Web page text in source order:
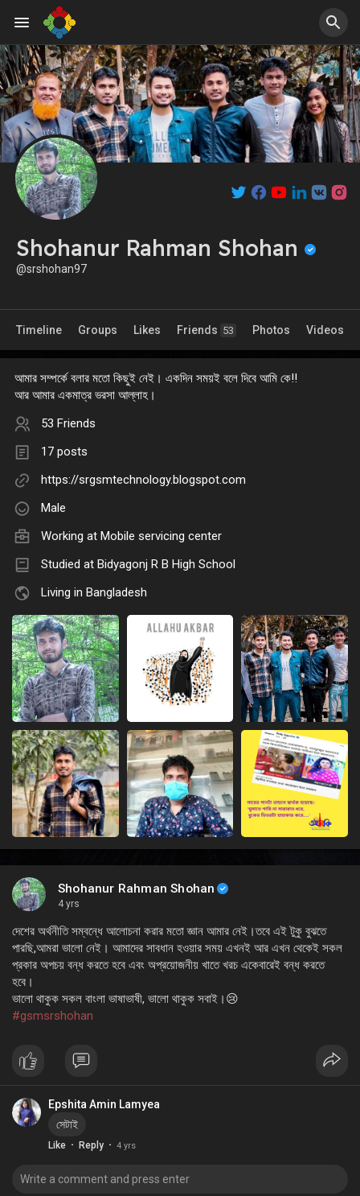
Shohanur Rahman Shohan
@srshohan97
Timeline Groups Likes Friends 53 Photos Videos
আমার সম্পর্কে বলার মতো কিছুই নেই। একদিন সময়ই বলে দিবে আমি কে!!
আর আমার একমাত্র ভরসা আল্লাহ।
53 Friends
17 posts
https://srgsmtechnology.blogspot.com
Male
Working at Mobile servicing center
Studied at Bidyagonj R B High School
Living in Bangladesh
Shohanur Rahman Shohan
4 yrs
দেশের অর্থনীতি সম্বন্ধে আলোচনা করার মতো জ্ঞান আমার নেই।তবে এই টুকু বুঝতে
পারছি,আমরা ভালো নেই। আমাদের সাবধান হওয়ার সময় এখনই আর এখন থেকেই সকল
প্রকার অপচয় বন্ধ করতে হবে এবং অপ্রয়োজনীয় খাতে খরচ একেবারেই বন্ধ করতে
হবে।
ভালো থাকুক সকল বাংলা ভাষাভাষী, ভালো থাকুক সবাই।😢
#gsmsrshohan
Epshita Amin Lamyea
সেটাই
Like · Reply · 4 yrs